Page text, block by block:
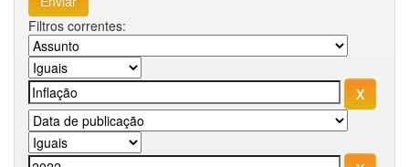
Filtros correntes: